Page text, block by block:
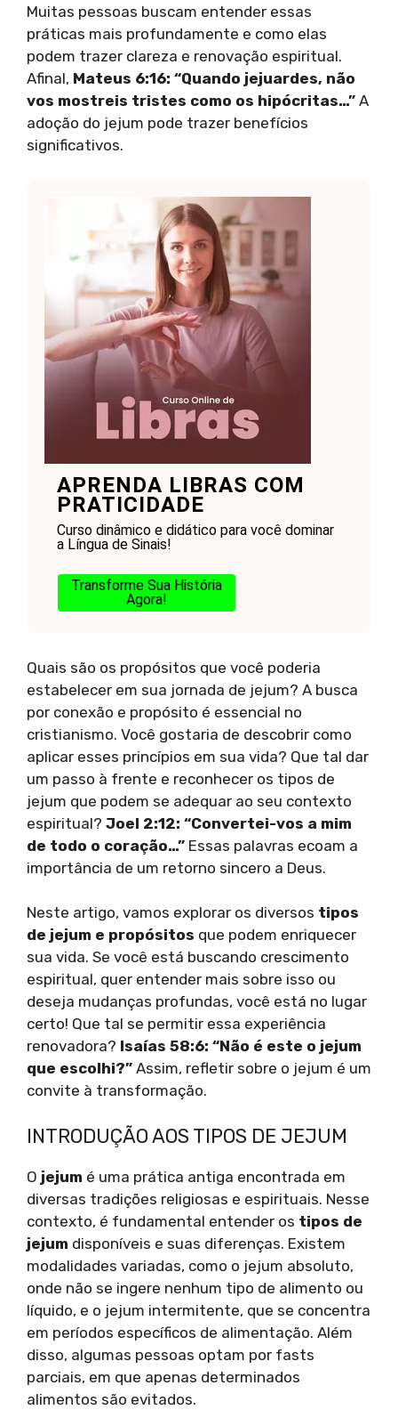
Muitas pessoas buscam entender essas
práticas mais profundamente e como elas
podem trazer clareza e renovação espiritual.
Afinal, Mateus 6:16: “Quando jejuardes, não
vos mostreis tristes como os hipócritas…” A
adoção do jejum pode trazer benefícios
significativos.
APRENDA LIBRAS COM
PRATICIDADE
Curso dinâmico e didático para você dominar
a Língua de Sinais!
Transforme Sua História
Agora!
Quais são os propósitos que você poderia
estabelecer em sua jornada de jejum? A busca
por conexão e propósito é essencial no
cristianismo. Você gostaria de descobrir como
aplicar esses princípios em sua vida? Que tal dar
um passo à frente e reconhecer os tipos de
jejum que podem se adequar ao seu contexto
espiritual? Joel 2:12: “Convertei-vos a mim
de todo o coração…” Essas palavras ecoam a
importância de um retorno sincero a Deus.
Neste artigo, vamos explorar os diversos tipos
de jejum e propósitos que podem enriquecer
sua vida. Se você está buscando crescimento
espiritual, quer entender mais sobre isso ou
deseja mudanças profundas, você está no lugar
certo! Que tal se permitir essa experiência
renovadora? Isaías 58:6: “Não é este o jejum
que escolhi?” Assim, refletir sobre o jejum é um
convite à transformação.
INTRODUÇÃO AOS TIPOS DE JEJUM
O jejum é uma prática antiga encontrada em
diversas tradições religiosas e espirituais. Nesse
contexto, é fundamental entender os tipos de
jejum disponíveis e suas diferenças. Existem
modalidades variadas, como o jejum absoluto,
onde não se ingere nenhum tipo de alimento ou
líquido, e o jejum intermitente, que se concentra
em períodos específicos de alimentação. Além
disso, algumas pessoas optam por fasts
parciais, em que apenas determinados
alimentos são evitados.